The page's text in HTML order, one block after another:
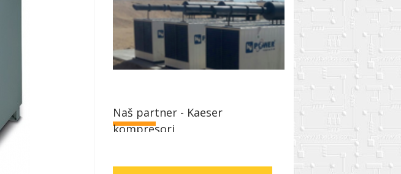
Naš partner - Kaeser
kompresori